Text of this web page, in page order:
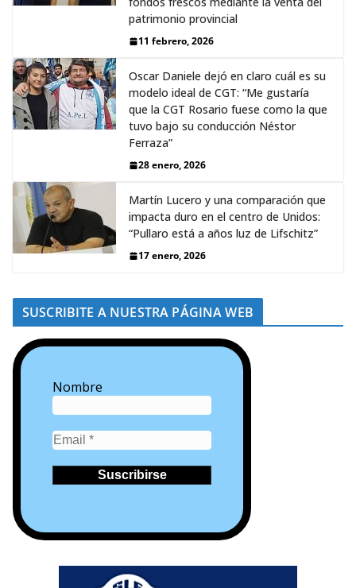
patrimonio provincial
11 febrero, 2026
Oscar Daniele dejó en claro cuál es su
modelo ideal de CGT: “Me gustaría
que la CGT Rosario fuese como la que
tuvo bajo su conducción Néstor
Ferraza”
28 enero, 2026
Martín Lucero y una comparación que
impacta duro en el centro de Unidos:
“Pullaro está a años luz de Lifschitz”
17 enero, 2026
SUSCRIBITE A NUESTRA PÁGINA WEB
Nombre